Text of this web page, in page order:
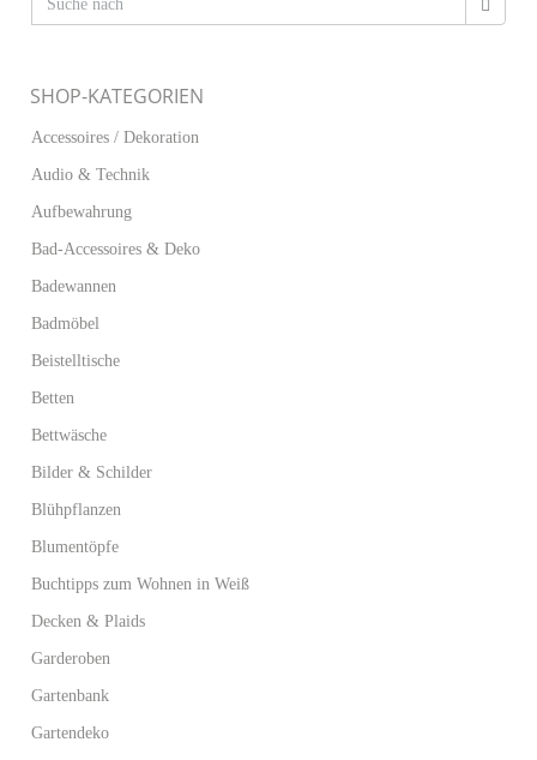
SHOP-KATEGORIEN
Accessoires / Dekoration
Audio & Technik
Aufbewahrung
Bad-Accessoires & Deko
Badewannen
Badmöbel
Beistelltische
Betten
Bettwäsche
Bilder & Schilder
Blühpflanzen
Blumentöpfe
Buchtipps zum Wohnen in Weiß
Decken & Plaids
Garderoben
Gartenbank
Gartendeko